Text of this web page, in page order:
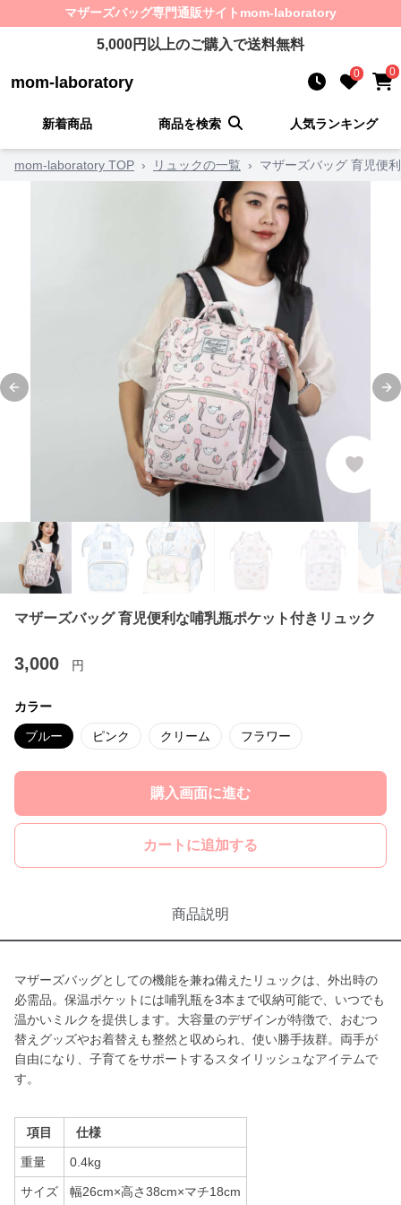
マザーズバッグ専門通販サイト mom-laboratory
5,000円以上のご購入で送料無料
mom-laboratory 0 0
新着商品 商品を検索 人気ランキング
mom-laboratory TOP › リュックの一覧 › マザーズバッグ 育児便
Previous slide
マザーズバッグ 育児便利な哺乳瓶ポケット付きリュック
3,000 円
カラー
ブルー ピンク クリーム フラワー
購入画面に進む
カートに追加する
商品説明
マザーズバッグとしての機能を兼ね備えたリュックは、外出時の
必需品。保温ポケットには哺乳瓶を3本まで収納可能で、いつでも
温かいミルクを提供します。大容量のデザインが特徴で、おむつ
替えグッズやお着替えも整然と収められ、使い勝手抜群。両手が
自由になり、子育てをサポートするスタイリッシュなアイテムで
す。
項目 仕様
重量 0.4kg
サイズ 幅26cm×高さ38cm×マチ18cm